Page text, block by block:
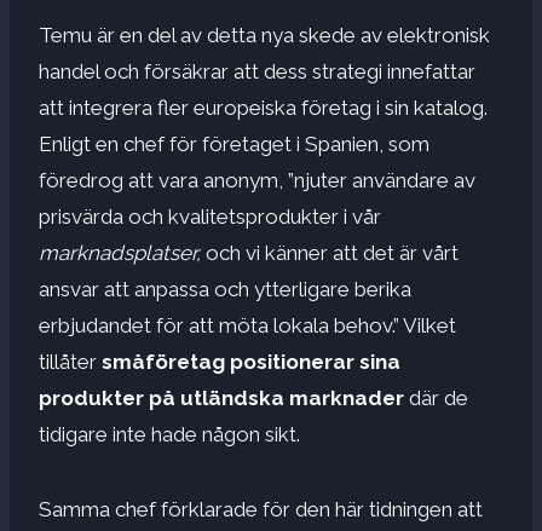
Temu är en del av detta nya skede av elektronisk
handel och försäkrar att dess strategi innefattar
att integrera fler europeiska företag i sin katalog.
Enligt en chef för företaget i Spanien, som
föredrog att vara anonym, ”njuter användare av
prisvärda och kvalitetsprodukter i vår
marknadsplatser, och vi känner att det är vårt
ansvar att anpassa och ytterligare berika
erbjudandet för att möta lokala behov.” Vilket
tillåter småföretag positionerar sina
produkter på utländska marknader där de
tidigare inte hade någon sikt.
Samma chef förklarade för den här tidningen att